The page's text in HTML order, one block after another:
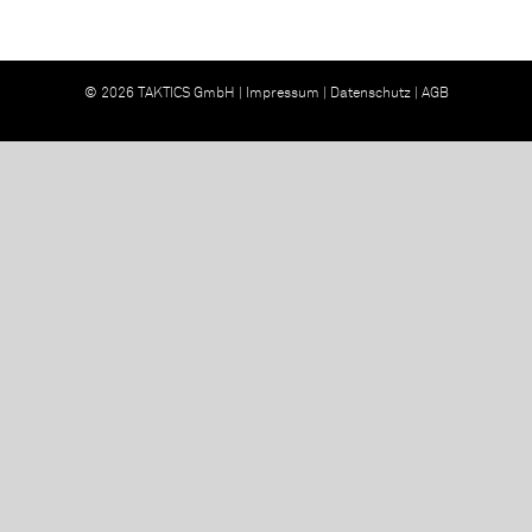
© 2026 TAKTICS GmbH | Impressum | Datenschutz| AGB